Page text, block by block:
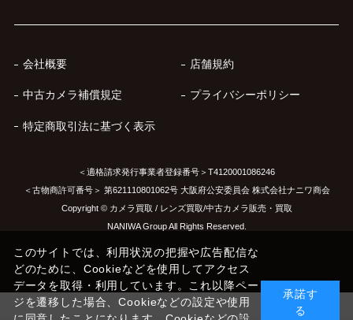
会社概要 店舗規約
中古カメラ補償規定 プライバシーポリシー
特定商取引法に基づく表示
＜適格請求発行事業者登録番号＞T4120001086246
＜古物商許可番号＞ 第621110801062号 大阪府公安委員会 株式会社ナニワ商会
Copyright © カメラ買取 / レンズ買取/中古カメラ販売・買取
NANIWA Group All Rights Reserved.
このサイトでは、利用状況の把握や広告配信な
どのために、Cookieなどを使用してアクセス
データを取得・利用しています。これ以降ペー
ジを遷移した場合、Cookieなどの設定や使用
承諾す
る